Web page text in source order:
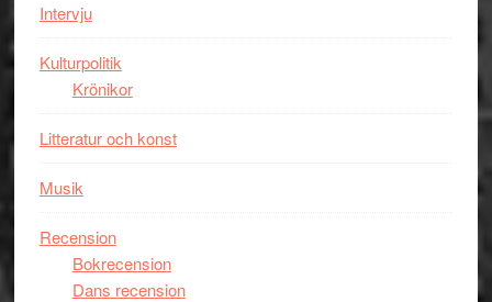
Intervju
Kulturpolitik
Krönikor
Litteratur och konst
Musik
Recension
Bokrecension
Dans recension